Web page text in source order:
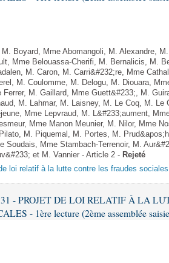
Boyard, Mme Abomangoli, M. Alexandre,
Mme Belouassa-Cherifi, M. Bernalicis, M.
M. Caron, M. Carri&#232;re, Mme
M. Coulomme, M. Delogu, M. Diouara,
Ferrer, M. Gaillard, Mme Guett&#233;, M.
M. Lahmar, M. Laisney, M. Le Coq, M. Le
Mme Lepvraud, M. L&#233;aument,
Mme Manon Meunier, M. Nilor, Mme
M. Piquemal, M. Portes, M.
Soudais, Mme Stambach-Terrenoir, M.
et M. Vannier - Article 2 - Rejeté
loi relatif à la lutte contre les fraudes
- PROJET DE LOI RELATIF À LA
- 1ère lecture (2ème assemblée